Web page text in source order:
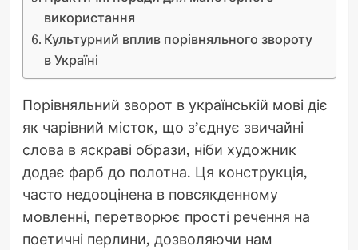
використання
Культурний вплив порівняльного звороту
в Україні
Порівняльний зворот в українській мові діє
як чарівний місток, що з’єднує звичайні
слова в яскраві образи, ніби художник
додає фарб до полотна. Ця конструкція,
часто недооцінена в повсякденному
мовленні, перетворює прості речення на
поетичні перлини, дозволяючи нам